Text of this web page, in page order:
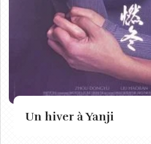
Un hiver à Yanji